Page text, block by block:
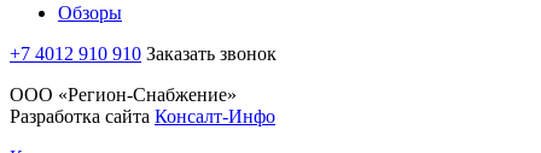
Обзоры
+7 4012 910 910 Заказать звонок
ООО «Регион-Снабжение»
Разработка сайта Консалт-Инфо